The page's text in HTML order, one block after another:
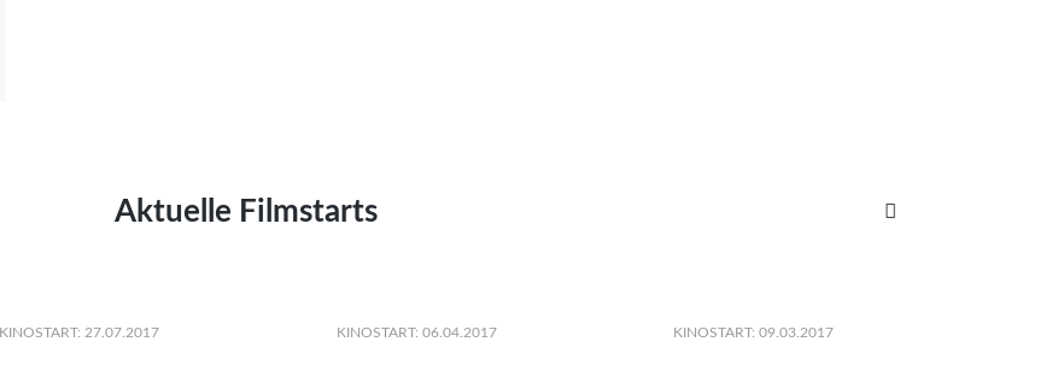
Aktuelle Filmstarts 
KINOSTART: 27.07.2017 KINOSTART: 06.04.2017 KINOSTART: 09.03.2017